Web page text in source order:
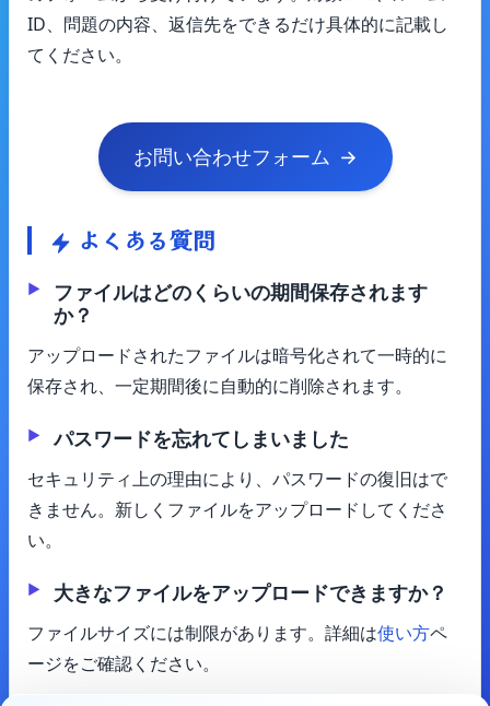
ID、問題の内容、返信先をできるだけ具体的に記載し
てください。
お問い合わせフォーム
よくある質問
ファイルはどのくらいの期間保存されます
か？
アップロードされたファイルは暗号化されて一時的に
保存され、一定期間後に自動的に削除されます。
パスワードを忘れてしまいました
セキュリティ上の理由により、パスワードの復旧はで
きません。新しくファイルをアップロードしてくださ
い。
大きなファイルをアップロードできますか？
ファイルサイズには制限があります。詳細は使い方ペ
ージをご確認ください。